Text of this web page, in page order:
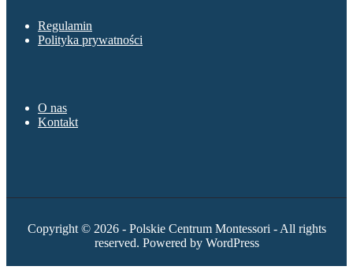
Regulamin
Polityka prywatności
O nas
Kontakt
Copyright © 2026 - Polskie Centrum Montessori - All rights
reserved. Powered by WordPress